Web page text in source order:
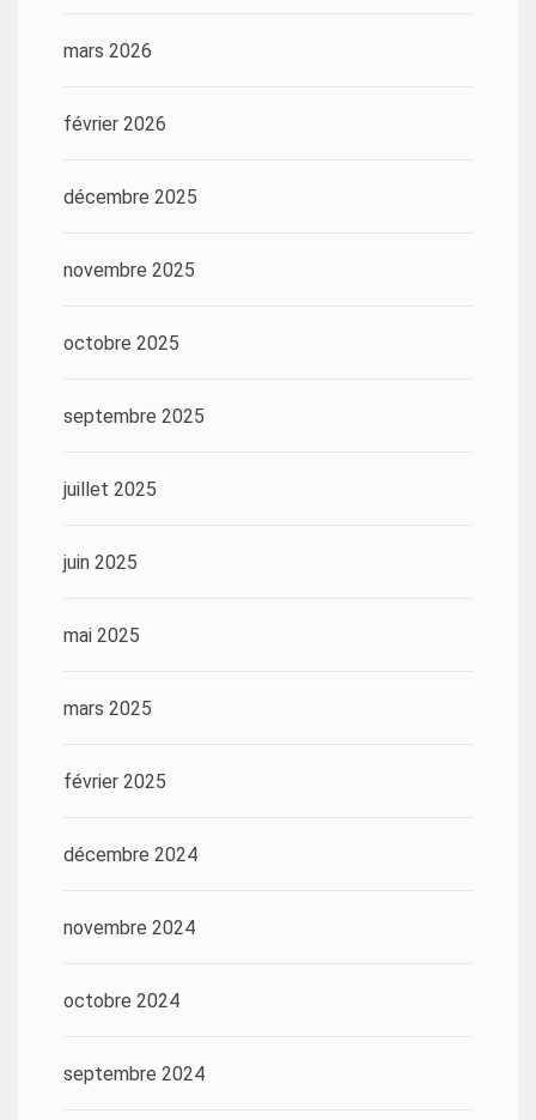
mars 2026
février 2026
décembre 2025
novembre 2025
octobre 2025
septembre 2025
juillet 2025
juin 2025
mai 2025
mars 2025
février 2025
décembre 2024
novembre 2024
octobre 2024
septembre 2024